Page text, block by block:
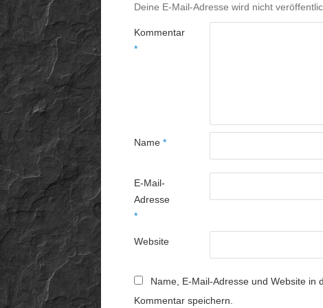
Deine E-Mail-Adresse wird nicht
Kommentar
*
Name *
E-Mail-
Adresse
*
Website
Name, E-Mail-Adresse und Website in
Kommentar speichern.